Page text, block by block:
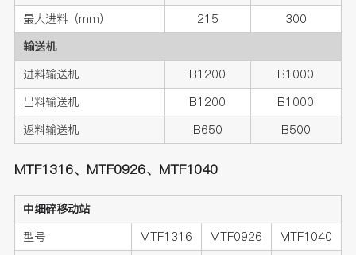
最大进料（mm）
215
300
输送机
进料输送机
B1200
B1000
出料输送机
B1200
B1000
返料输送机
B650 B500
MTF1316、MTF0926、MTF1040
中细碎移动站
型号
MTF1316 MTF0926
MTF1040